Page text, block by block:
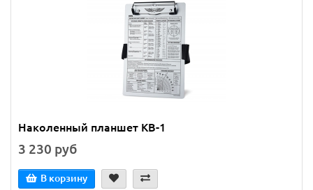
Наколенный планшет KB-1
3 230 руб
В корзину